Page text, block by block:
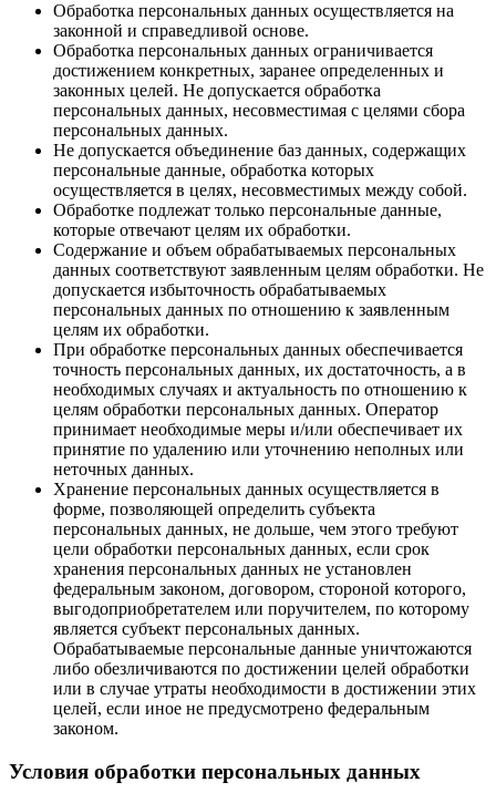
Обработка персональных данных осуществляется на
законной и справедливой основе.
Обработка персональных данных ограничивается
достижением конкретных, заранее определенных и
законных целей. Не допускается обработка
персональных данных, несовместимая с целями сбора
персональных данных.
Не допускается объединение баз данных, содержащих
персональные данные, обработка которых
осуществляется в целях, несовместимых между собой.
Обработке подлежат только персональные данные,
которые отвечают целям их обработки.
Содержание и объем обрабатываемых персональных
данных соответствуют заявленным целям обработки. Не
допускается избыточность обрабатываемых
персональных данных по отношению к заявленным
целям их обработки.
При обработке персональных данных обеспечивается
точность персональных данных, их достаточность, а в
необходимых случаях и актуальность по отношению к
целям обработки персональных данных. Оператор
принимает необходимые меры и/или обеспечивает их
принятие по удалению или уточнению неполных или
неточных данных.
Хранение персональных данных осуществляется в
форме, позволяющей определить субъекта
персональных данных, не дольше, чем этого требуют
цели обработки персональных данных, если срок
хранения персональных данных не установлен
федеральным законом, договором, стороной которого,
выгодоприобретателем или поручителем, по которому
является субъект персональных данных.
Обрабатываемые персональные данные уничтожаются
либо обезличиваются по достижении целей обработки
или в случае утраты необходимости в достижении этих
целей, если иное не предусмотрено федеральным
законом.
Условия обработки персональных данных